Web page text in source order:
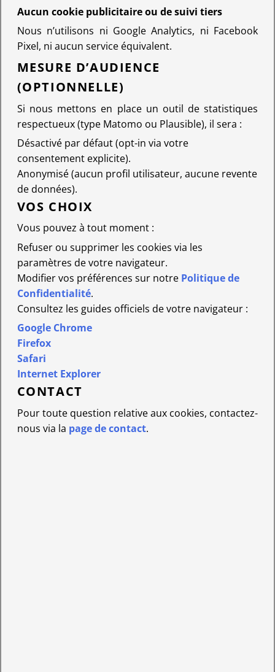
Aucun cookie publicitaire ou de suivi tiers
Nous n’utilisons ni Google Analytics, ni Facebook
Pixel, ni aucun service équivalent.
MESURE D’AUDIENCE
(OPTIONNELLE)
Si nous mettons en place un outil de statistiques
respectueux (type Matomo ou Plausible), il sera :
Désactivé par défaut (opt-in via votre
consentement explicite).
Anonymisé (aucun profil utilisateur, aucune revente
de données).
VOS CHOIX
Vous pouvez à tout moment :
Refuser ou supprimer les cookies via les
paramètres de votre navigateur.
Modifier vos préférences sur notre Politique de
Confidentialité.
Consultez les guides officiels de votre navigateur :
Google Chrome
Firefox
Safari
Internet Explorer
CONTACT
Pour toute question relative aux cookies, contactez-
nous via la page de contact.